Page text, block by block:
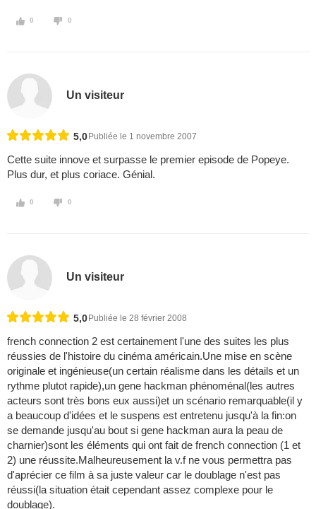
0 0
Un visiteur
5,0 Publiée le 1 novembre 2007
Cette suite innove et surpasse le premier episode de Popeye.
Plus dur, et plus coriace. Génial.
0 0
Un visiteur
5,0 Publiée le 28 février 2008
french connection 2 est certainement l'une des suites les plus
réussies de l'histoire du cinéma américain.Une mise en scène
originale et ingénieuse(un certain réalisme dans les détails et un
rythme plutot rapide),un gene hackman phénoménal(les autres
acteurs sont très bons eux aussi)et un scénario remarquable(il y
a beaucoup d'idées et le suspens est entretenu jusqu'à la fin:on
se demande jusqu'au bout si gene hackman aura la peau de
charnier)sont les éléments qui ont fait de french connection (1 et
2) une réussite.Malheureusement la v.f ne vous permettra pas
d'aprécier ce film à sa juste valeur car le doublage n'est pas
réussi(la situation était cependant assez complexe pour le
doublage).